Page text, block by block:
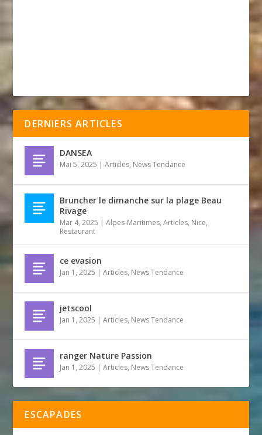
DERNIERS ARTICLES
DANSEA
Mai 5, 2025 |Articles, News Tendance
Bruncher le dimanche sur la plage Beau
Rivage
Mar 4, 2025 |Alpes-Maritimes,Articles, Nice,
Restaurant
ce evasion
Jan 1, 2025 |Articles, News Tendance
jetscool
Jan 1, 2025 |Articles, News Tendance
ranger Nature Passion
Jan 1, 2025 |Articles, News Tendance
ESCAPADES